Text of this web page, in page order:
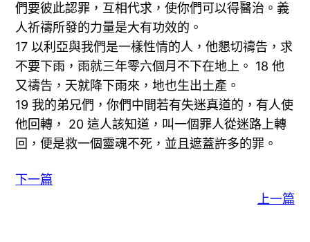
們要彼此認罪，互相代求，使你們可以得醫治。義
人祈禱所發的力量是大有功效的。
17 以利亞與我們是一樣性情的人，他懇切禱告，求
不要下雨，雨就三年零六個月不下在地上。 18 他
又禱告，天就降下雨來，地也生出土產。
19 我的弟兄們，你們中間若有失迷真道的，有人使
他回轉， 20 這人該知道，叫一個罪人從迷路上轉
回，便是救一個靈魂不死，並且遮蓋許多的罪。
下一篇
上一篇